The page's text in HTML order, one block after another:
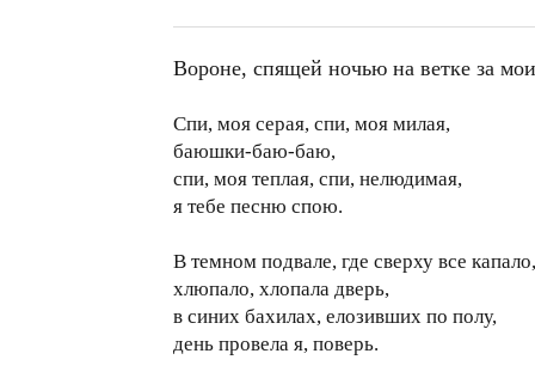
Вороне, спящей ночью на ветке за
Спи, моя серая, спи, моя милая,
баюшки-баю-баю,
спи, моя теплая, спи, нелюдимая,
я тебе песню спою.
В темном подвале, где сверху все капало,
хлюпало, хлопала дверь,
в синих бахилах, елозивших по полу,
день провела я, поверь.